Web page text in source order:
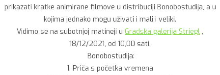
prikazati kratke animirane filmove u distribuciji Bonobostudija, a u
kojima jednako mogu uživati i mali i veliki.
Vidimo se na subotnjoj matineji u Gradska galerija Striegl ,
18/12/2021, od 10,00 sati.
Bonobostudija:
1. Priča s početka vremena